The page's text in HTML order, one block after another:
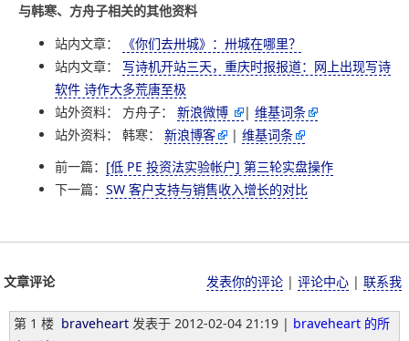
与韩寒、方舟子相关的其他资料
站内文章：
《你们去卅城》：卅城在哪里？
站内文章： 写诗机开站三天，重庆时报报道：网上出现写诗
软件 诗作大多荒唐至极
站外资料： 方舟子： 新浪微博 | 维基词条
站外资料： 韩寒： 新浪博客 | 维基词条
前一篇： [低 PE 投资法实验帐户] 第三轮实盘操作
下一篇： SW 客户支持与销售收入增长的对比
文章评论 发表你的评论 | 评论中心 | 联系我
第 1 楼 braveheart 发表于 2012-02-04 21:19 | braveheart 的所